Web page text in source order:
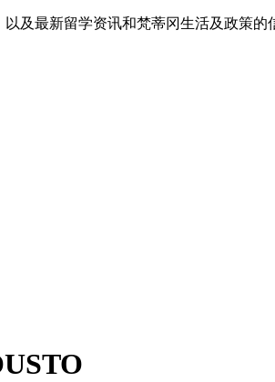
及最新留学资讯和梵蒂冈生活及政策的